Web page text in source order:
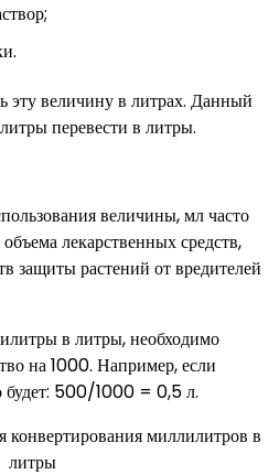
эту величину в литрах. Данный
перевести в литры.
величины, мл часто
лекарственных средств,
защиты растений от вредителей
в литры, необходимо
на 1000. Например, если
будет: 500/1000 = 0,5 л.